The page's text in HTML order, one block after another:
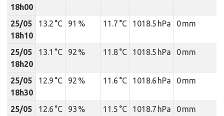
18h00
25/05
18h10
13.2 °C 91 % 11.7 °C 1018.5 hPa 0 mm
25/05
18h20
13.1 °C 92 % 11.8 °C 1018.5 hPa 0 mm
25/05
18h30
12.9 °C 92 % 11.6 °C 1018.6 hPa 0 mm
25/05
12.6 °C 93 % 11.5 °C 1018.7 hPa 0 mm